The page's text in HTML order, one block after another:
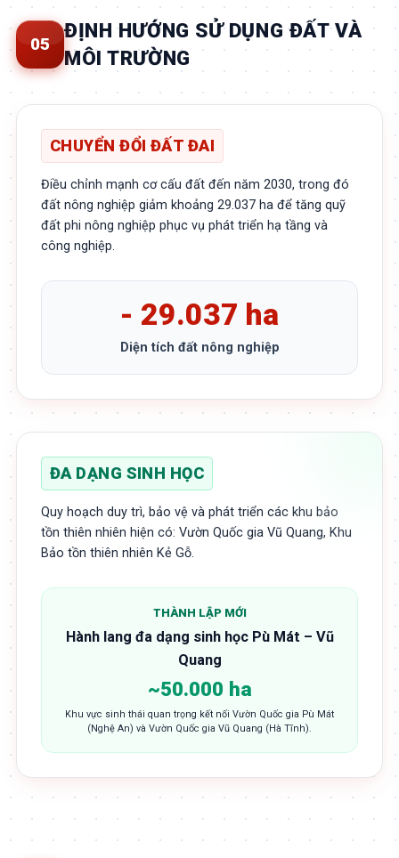
05
ĐỊNH HƯỚNG SỬ DỤNG ĐẤT VÀ
MÔI TRƯỜNG
CHUYỂN ĐỔI ĐẤT ĐAI
Điều chỉnh mạnh cơ cấu đất đến năm 2030, trong đó
đất nông nghiệp giảm khoảng 29.037 ha để tăng quỹ
đất phi nông nghiệp phục vụ phát triển hạ tầng và
công nghiệp.
- 29.037 ha
Diện tích đất nông nghiệp
ĐA DẠNG SINH HỌC
Quy hoạch duy trì, bảo vệ và phát triển các khu bảo
tồn thiên nhiên hiện có: Vườn Quốc gia Vũ Quang, Khu
Bảo tồn thiên nhiên Kẻ Gỗ.
THÀNH LẬP MỚI
Hành lang đa dạng sinh học Pù Mát – Vũ
Quang
~50.000 ha
Khu vực sinh thái quan trọng kết nối Vườn Quốc gia Pù Mát
(Nghệ An) và Vườn Quốc gia Vũ Quang (Hà Tĩnh).